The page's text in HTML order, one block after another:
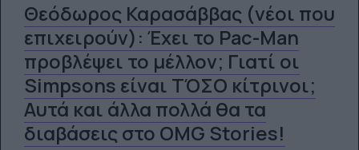
Θεόδωρος Καρασάββας (νέοι που
επιχειρούν): Έχει το Pac-Man
προβλέψει το μέλλον; Γιατί οι
Simpsons είναι ΤΌΣΟ κίτρινοι;
Αυτά και άλλα πολλά θα τα
διαβάσεις στο OMG Stories!